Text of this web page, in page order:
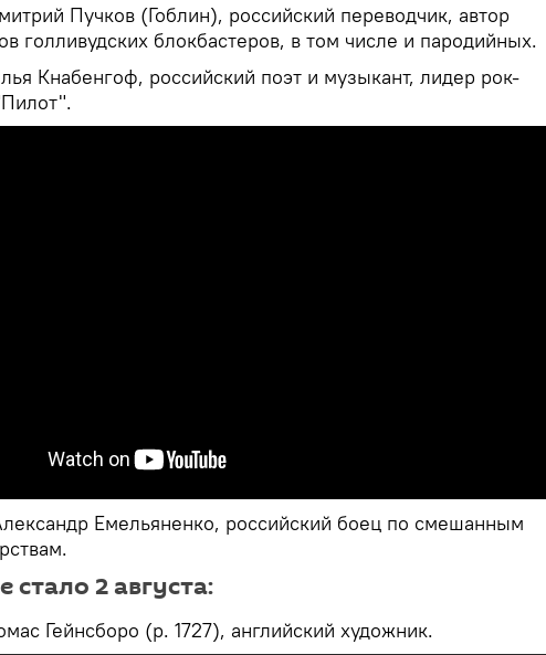
Пучков (Гоблин), российский переводчик, автор
голливудских блокбастеров, в том числе и пародийных.
Кнабенгоф, российский поэт и музыкант, лидер рок-
Емельяненко, российский боец по смешанным
стало 2 августа:
Гейнсборо (р. 1727), английский художник.